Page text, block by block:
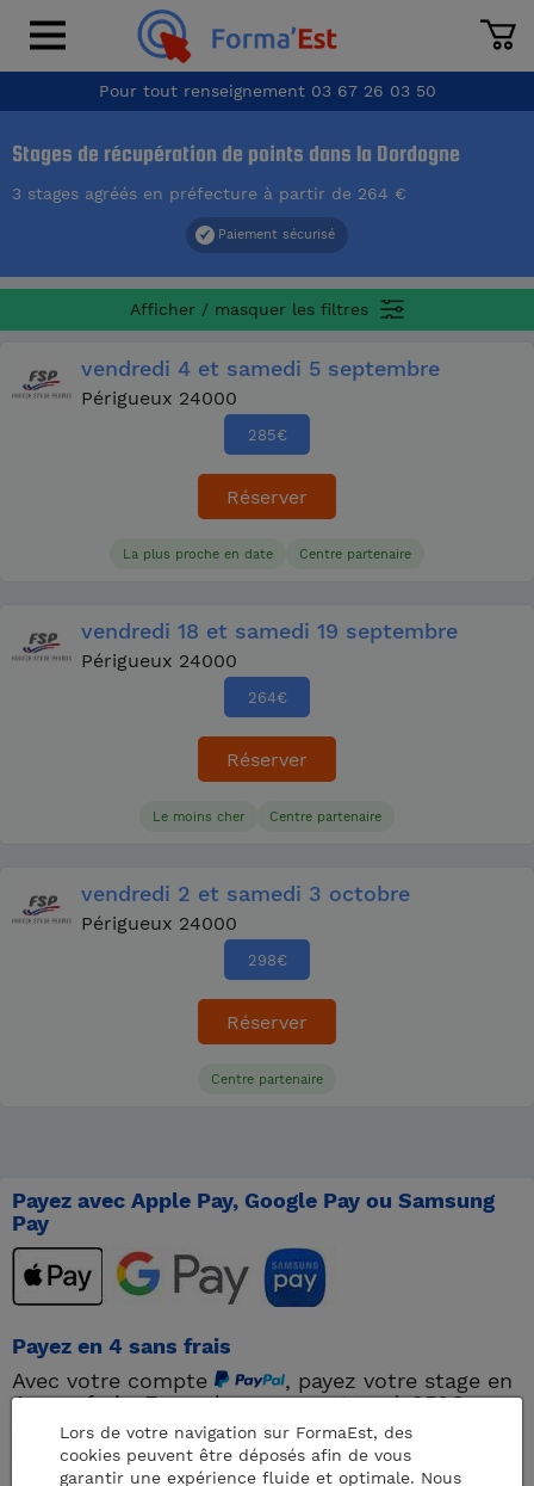
Pour tout renseignement 03 67 26 03 50
Stages de récupération de points dans la Dordogne
3 stages agréés en préfecture à partir de 264 €
Paiement sécurisé
Afficher / masquer les filtres
vendredi 4 et samedi 5 septembre
Périgueux 24000
285€
Réserver
La plus proche en date Centre partenaire
vendredi 18 et samedi 19 septembre
Périgueux 24000
264€
Réserver
Le moins cher Centre partenaire
vendredi 2 et samedi 3 octobre
Périgueux 24000
298€
Réserver
Centre partenaire
Payez avec Apple Pay, Google Pay ou Samsung
Pay
Payez en 4 sans frais
Avec votre compte
, payez votre stage en
4 sans frais. Exemple pour un stage à 250€ :
Payez 62,5€ par mois pendant 4 mois.
Engagements
Lors de votre navigation sur FormaEst, des
cookies peuvent être déposés afin de vous
garantir une expérience fluide et optimale. Nous